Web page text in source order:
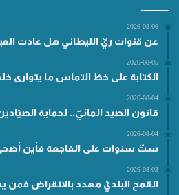
2026-08-06
عن قنوات ريّ الليطاني هل عادت
2026-08-05
الكتابة على خطّ التماس ما يتوارى
2026-08-04
قانون الصيد المائيّ.. لحماية
2026-08-04
ستّ سنوات على الفاجعة فأين أضحى
2026-08-03
القمح البلديّ مهدد بالانقراض فمن